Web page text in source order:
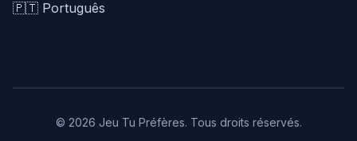
🇵🇹 Português
© 2026 Jeu Tu Préfères. Tous droits réservés.